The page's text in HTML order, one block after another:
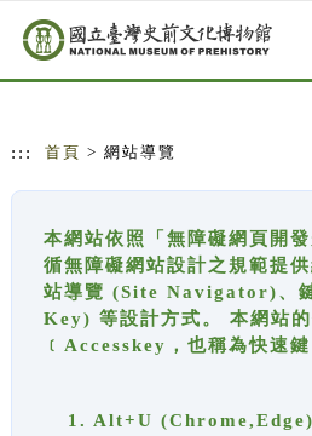
跳到主要內容
網站導覽
::: 首頁 > 網站導覽
本網站依照「無障礙網頁開
循無障礙網站設計之規範提
站導覽 (Site Navigator)、
Key) 等設計方式。 本網站
﹝Accesskey，也稱為快速鍵
1. Alt+U